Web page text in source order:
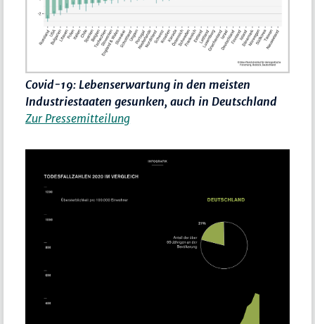
Covid-19: Lebenserwartung in den meisten
Industriestaaten gesunken, auch in Deutschland
Zur Pressemitteilung